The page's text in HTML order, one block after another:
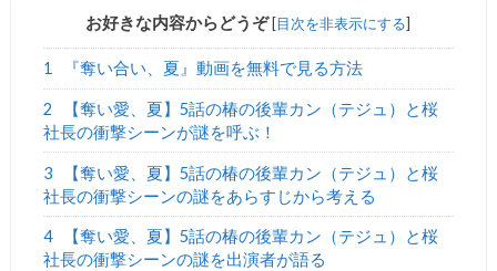
お好きな内容からどうぞ [目次を非表示にする]
1 『奪い合い、夏』動画を無料で見る方法
2
【奪い愛、夏】5話の椿の後輩カン（テジュ）と桜
社長の衝撃シーンが謎を呼ぶ！
3
【奪い愛、夏】5話の椿の後輩カン（テジュ）と桜
社長の衝撃シーンの謎をあらすじから考える
4
【奪い愛、夏】5話の椿の後輩カン（テジュ）と桜
社長の衝撃シーンの謎を出演者が語る